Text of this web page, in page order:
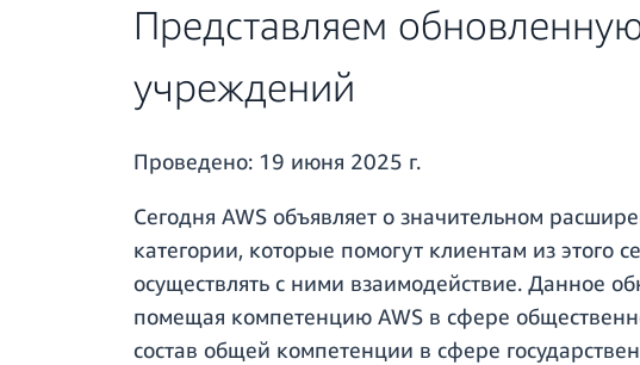
Представляем
учреждений
Проведено: 19 июня 2025 г.
Сегодня AWS объявляет о значительном
категории, которые помогут клиентам из
осуществлять с ними взаимодействие. Данное
помещая компетенцию AWS в сфере
состав общей компетенции в сфере